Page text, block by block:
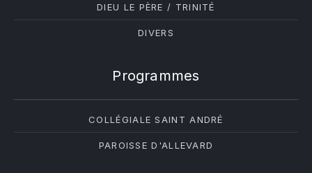
DIEU LE PÈRE / TRINITÉ
DIVERS
Programmes
COLLÉGIALE SAINT ANDRÉ
PAROISSE D'ALLEVARD